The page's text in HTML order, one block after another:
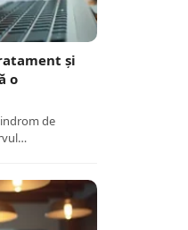
și
o
de